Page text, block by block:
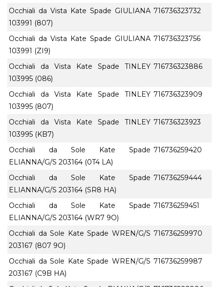
Occhiali da Vista Kate Spade GIULIANA
103991 (807)
716736323732
Occhiali da Vista Kate Spade GIULIANA
103991 (ZI9)
716736323756
Occhiali da Vista Kate Spade TINLEY
103995 (086)
716736323886
Occhiali da Vista Kate Spade TINLEY
103995 (807)
716736323909
Occhiali da Vista Kate Spade TINLEY
103995 (KB7)
716736323923
Occhiali da Sole Kate Spade
ELIANNA/G/S 203164 (0T4 LA)
716736259420
Occhiali da Sole Kate Spade
ELIANNA/G/S 203164 (SR8 HA)
716736259444
Occhiali da Sole Kate Spade
ELIANNA/G/S 203164 (WR7 9O)
716736259451
Occhiali da Sole Kate Spade WREN/G/S
203167 (807 9O)
716736259970
Occhiali da Sole Kate Spade WREN/G/S
203167 (C9B HA)
716736259987